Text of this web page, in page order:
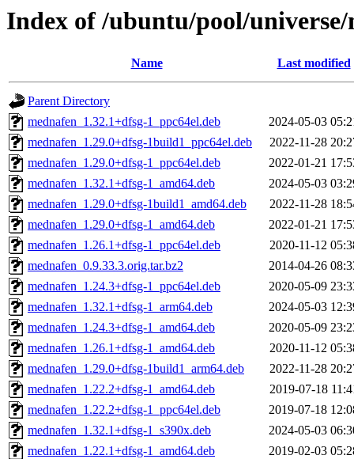
Index of /ubuntu/pool/
Name Last modified
Parent Directory
mednafen_1.32.1+dfsg-1_ppc64el.deb
2024-05-03
mednafen_1.29.0+dfsg-1build1_ppc64el.deb
2022-11-28
mednafen_1.29.0+dfsg-1_ppc64el.deb
2022-01-21
mednafen_1.32.1+dfsg-1_amd64.deb
2024-05-03
mednafen_1.29.0+dfsg-1build1_amd64.deb
2022-11-28
mednafen_1.29.0+dfsg-1_amd64.deb
2022-01-21
mednafen_1.26.1+dfsg-1_ppc64el.deb
2020-11-12
mednafen_0.9.33.3.orig.tar.bz2
2014-04-26
mednafen_1.24.3+dfsg-1_ppc64el.deb
2020-05-09
mednafen_1.32.1+dfsg-1_arm64.deb
2024-05-03
mednafen_1.24.3+dfsg-1_amd64.deb
2020-05-09
mednafen_1.26.1+dfsg-1_amd64.deb
2020-11-12
mednafen_1.29.0+dfsg-1build1_arm64.deb
2022-11-28
mednafen_1.22.2+dfsg-1_amd64.deb
2019-07-18
mednafen_1.22.2+dfsg-1_ppc64el.deb
2019-07-18
mednafen_1.32.1+dfsg-1_s390x.deb
2024-05-03
mednafen_1.22.1+dfsg-1_amd64.deb
2019-02-03